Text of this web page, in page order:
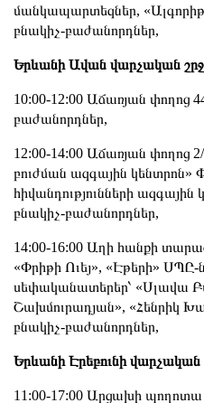
մանկապարտեզներ,
բնակիչ-բաժանորդներ,
Երևանի Ավան վարչական
10:00-12:00 Աճառյան փողոց
բաժանորդներ,
12:00-14:00 Աճառյան փողոց
բուժման ազգային կենտրոն»
հիվանդությունների
բնակիչ-բաժանորդներ,
14:00-16:00 Աղի հանքի
«Փրիթի Ուեյ», «Էթերի»
սեփականատերեր՝ «Սլավա
Շախմուրադյան», «Հենրիկ
բնակիչ-բաժանորդներ,
Երևանի Էրեբունի վարչական
11:00-17:00 Արցախի պողոտա